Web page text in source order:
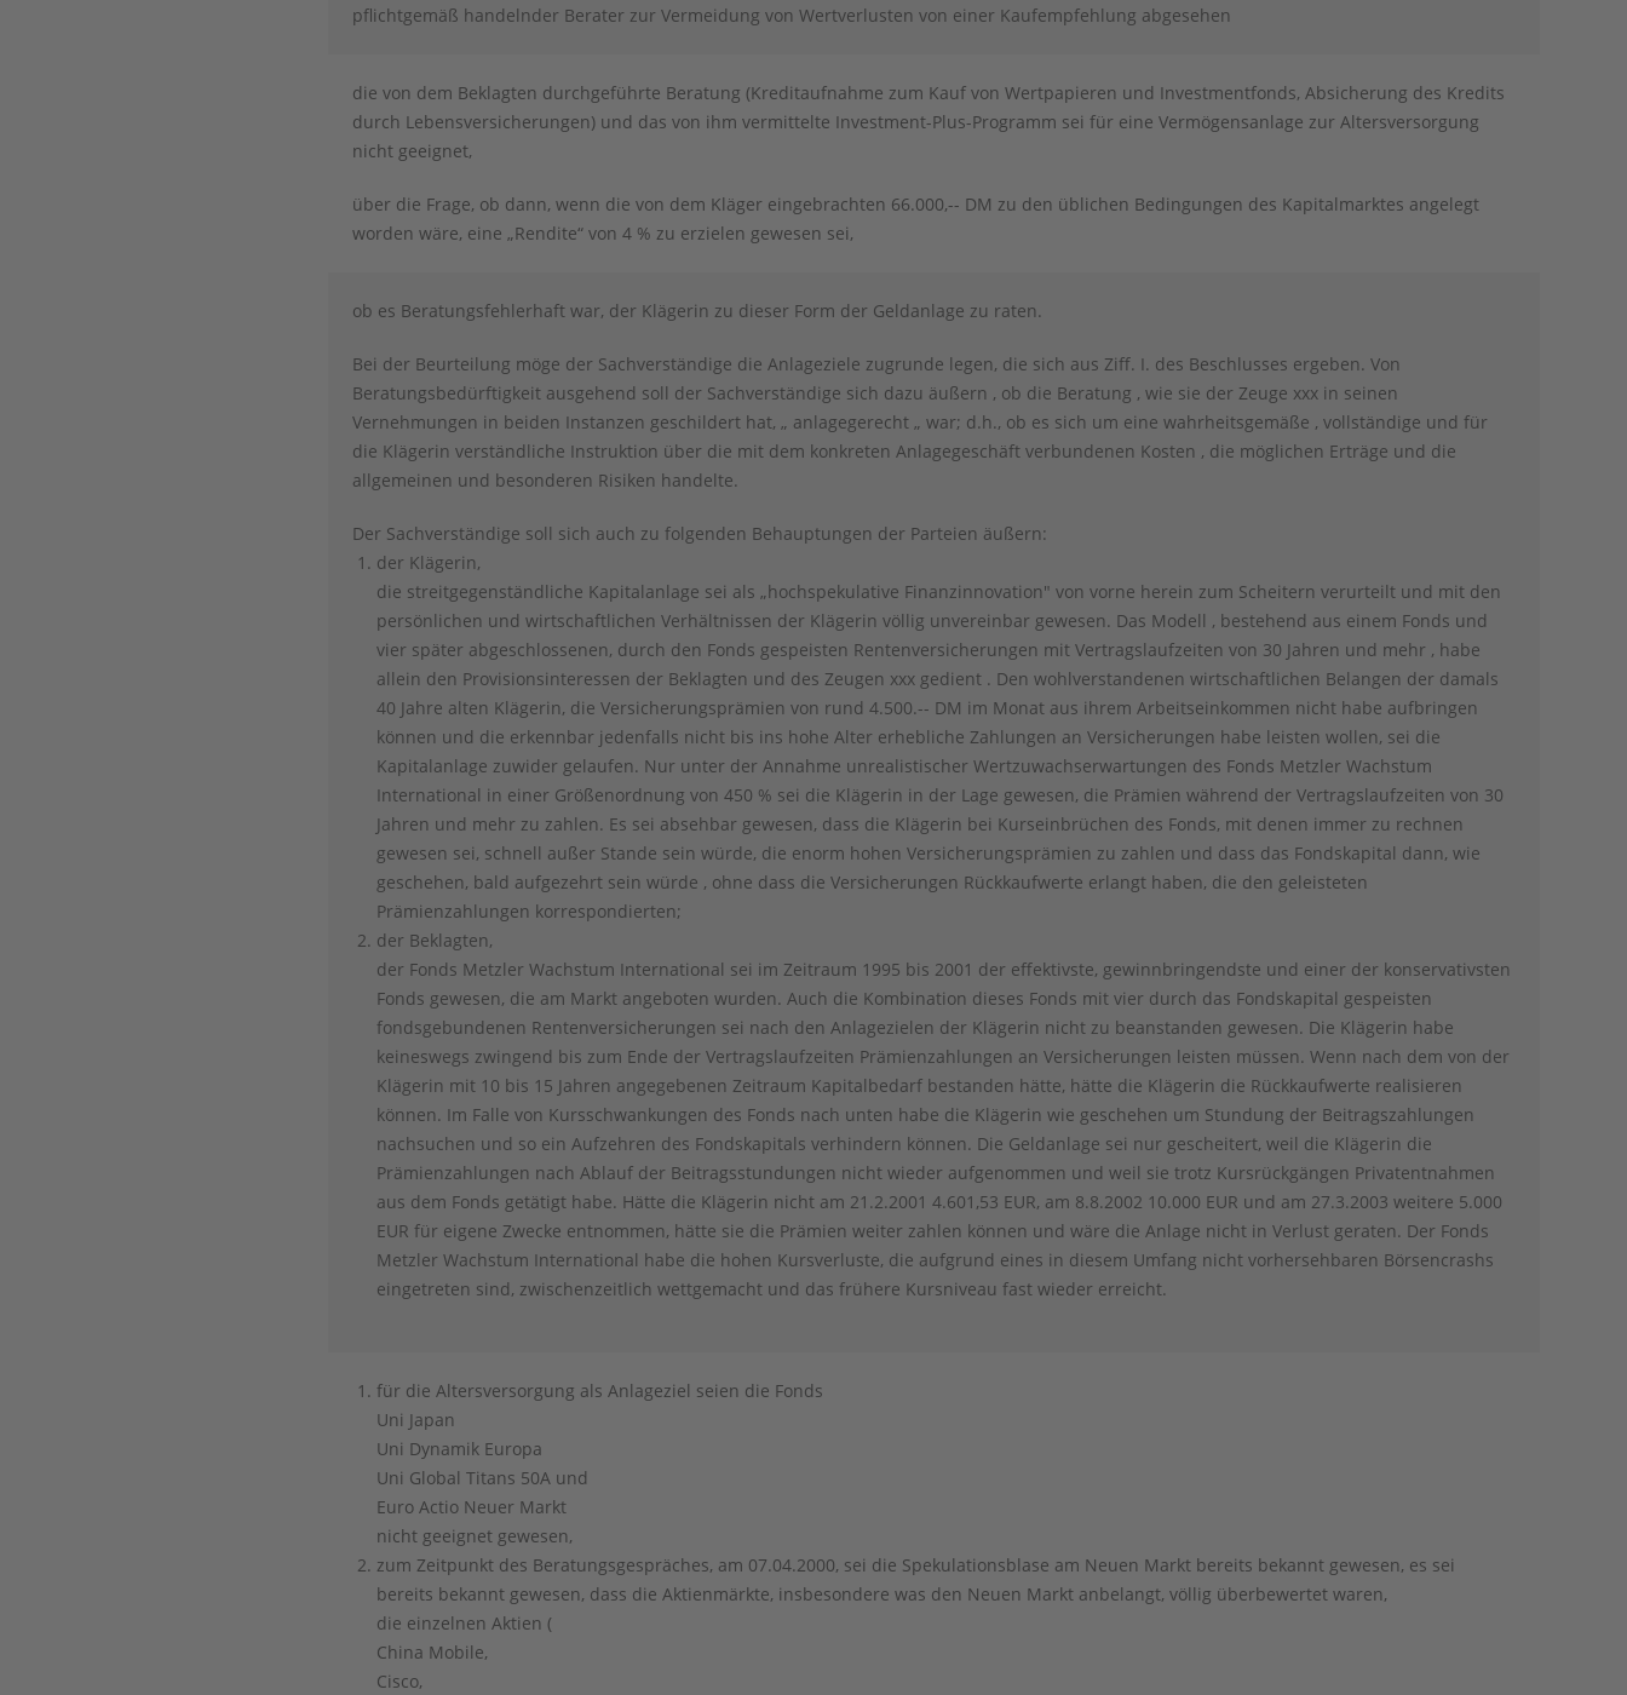
pflichtgemäß handelnder Berater zur Vermeidung von Wertverlusten von einer Kaufempfehlung abgesehen
die von dem Beklagten durchgeführte Beratung (Kreditaufnahme zum Kauf von Wertpapieren und Investmentfonds, Absicherung des Kredits
durch Lebensversicherungen) und das von ihm vermittelte Investment-Plus-Programm sei für eine Vermögensanlage zur Altersversorgung
nicht geeignet,
über die Frage, ob dann, wenn die von dem Kläger eingebrachten 66.000,-- DM zu den üblichen Bedingungen des Kapitalmarktes angelegt
worden wäre, eine „Rendite“ von 4 % zu erzielen gewesen sei,
ob es Beratungsfehlerhaft war, der Klägerin zu dieser Form der Geldanlage zu raten.
Bei der Beurteilung möge der Sachverständige die Anlageziele zugrunde legen, die sich aus Ziff. I. des Beschlusses ergeben. Von
Beratungsbedürftigkeit ausgehend soll der Sachverständige sich dazu äußern , ob die Beratung , wie sie der Zeuge xxx in seinen
Vernehmungen in beiden Instanzen geschildert hat, „ anlagegerecht „ war; d.h., ob es sich um eine wahrheitsgemäße , vollständige und für
die Klägerin verständliche Instruktion über die mit dem konkreten Anlagegeschäft verbundenen Kosten , die möglichen Erträge und die
allgemeinen und besonderen Risiken handelte.
Der Sachverständige soll sich auch zu folgenden Behauptungen der Parteien äußern:
der Klägerin,
die streitgegenständliche Kapitalanlage sei als „hochspekulative Finanzinnovation" von vorne herein zum Scheitern verurteilt und mit den
persönlichen und wirtschaftlichen Verhältnissen der Klägerin völlig unvereinbar gewesen. Das Modell , bestehend aus einem Fonds und
vier später abgeschlossenen, durch den Fonds gespeisten Rentenversicherungen mit Vertragslaufzeiten von 30 Jahren und mehr , habe
allein den Provisionsinteressen der Beklagten und des Zeugen xxx gedient . Den wohlverstandenen wirtschaftlichen Belangen der damals
40 Jahre alten Klägerin, die Versicherungsprämien von rund 4.500.-- DM im Monat aus ihrem Arbeitseinkommen nicht habe aufbringen
können und die erkennbar jedenfalls nicht bis ins hohe Alter erhebliche Zahlungen an Versicherungen habe leisten wollen, sei die
Kapitalanlage zuwider gelaufen. Nur unter der Annahme unrealistischer Wertzuwachserwartungen des Fonds Metzler Wachstum
International in einer Größenordnung von 450 % sei die Klägerin in der Lage gewesen, die Prämien während der Vertragslaufzeiten von 30
Jahren und mehr zu zahlen. Es sei absehbar gewesen, dass die Klägerin bei Kurseinbrüchen des Fonds, mit denen immer zu rechnen
gewesen sei, schnell außer Stande sein würde, die enorm hohen Versicherungsprämien zu zahlen und dass das Fondskapital dann, wie
geschehen, bald aufgezehrt sein würde , ohne dass die Versicherungen Rückkaufwerte erlangt haben, die den geleisteten
Prämienzahlungen korrespondierten;
der Beklagten,
der Fonds Metzler Wachstum International sei im Zeitraum 1995 bis 2001 der effektivste, gewinnbringendste und einer der konservativsten
Fonds gewesen, die am Markt angeboten wurden. Auch die Kombination dieses Fonds mit vier durch das Fondskapital gespeisten
fondsgebundenen Rentenversicherungen sei nach den Anlagezielen der Klägerin nicht zu beanstanden gewesen. Die Klägerin habe
keineswegs zwingend bis zum Ende der Vertragslaufzeiten Prämienzahlungen an Versicherungen leisten müssen. Wenn nach dem von der
Klägerin mit 10 bis 15 Jahren angegebenen Zeitraum Kapitalbedarf bestanden hätte, hätte die Klägerin die Rückkaufwerte realisieren
können. Im Falle von Kursschwankungen des Fonds nach unten habe die Klägerin wie geschehen um Stundung der Beitragszahlungen
nachsuchen und so ein Aufzehren des Fondskapitals verhindern können. Die Geldanlage sei nur gescheitert, weil die Klägerin die
Prämienzahlungen nach Ablauf der Beitragsstundungen nicht wieder aufgenommen und weil sie trotz Kursrückgängen Privatentnahmen
aus dem Fonds getätigt habe. Hätte die Klägerin nicht am 21.2.2001 4.601,53 EUR, am 8.8.2002 10.000 EUR und am 27.3.2003 weitere 5.000
EUR für eigene Zwecke entnommen, hätte sie die Prämien weiter zahlen können und wäre die Anlage nicht in Verlust geraten. Der Fonds
Metzler Wachstum International habe die hohen Kursverluste, die aufgrund eines in diesem Umfang nicht vorhersehbaren Börsencrashs
eingetreten sind, zwischenzeitlich wettgemacht und das frühere Kursniveau fast wieder erreicht.
für die Altersversorgung als Anlageziel seien die Fonds
Uni Japan
Uni Dynamik Europa
Uni Global Titans 50A und
Euro Actio Neuer Markt
nicht geeignet gewesen,
zum Zeitpunkt des Beratungsgespräches, am 07.04.2000, sei die Spekulationsblase am Neuen Markt bereits bekannt gewesen, es sei
bereits bekannt gewesen, dass die Aktienmärkte, insbesondere was den Neuen Markt anbelangt, völlig überbewertet waren,
die einzelnen Aktien (
China Mobile,
Cisco,